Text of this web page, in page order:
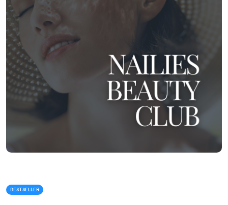
BESTSELLER